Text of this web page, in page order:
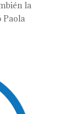
la
Paola